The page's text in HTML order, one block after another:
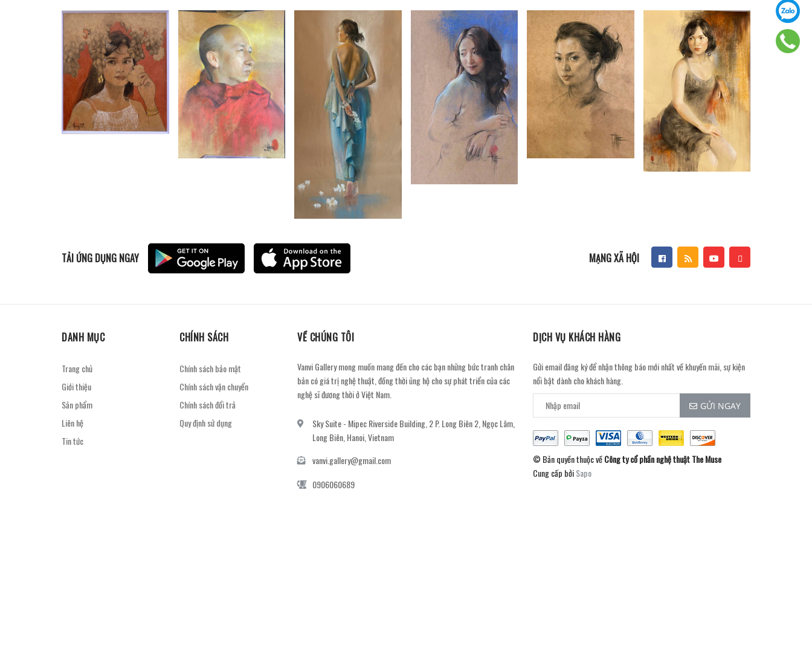
TẢI ỨNG DỤNG NGAY MẠNG XÃ HỘI
DANH MỤC
Trang chủ
Giới thiệu
Sản phẩm
Liên hệ
Tin tức
CHÍNH SÁCH
Chính sách bảo mật
Chính sách vận chuyển
Chính sách đổi trả
Quy định sử dụng
VỀ CHÚNG TÔI
Vanvi Gallery mong muốn mang đến cho các bạn những bức tranh chân
bản có giá trị nghệ thuật, đồng thời ủng hộ cho sự phát triển của các
nghệ sĩ đương thời ở Việt Nam.
Sky Suite - Mipec Riverside Building, 2 P. Long Biên 2, Ngọc Lâm,
Long Biên, Hanoi, Vietnam
vanvi.gallery@gmail.com
0906060689
DỊCH VỤ KHÁCH HÀNG
Gửi email đăng ký để nhận thông báo mới nhất về khuyến mãi, sự kiện
nổi bật dành cho khách hàng.
GỬI NGAY
© Bản quyền thuộc vềCông ty cổ phần nghệ thuật The Muse
Cung cấp bởiSapo